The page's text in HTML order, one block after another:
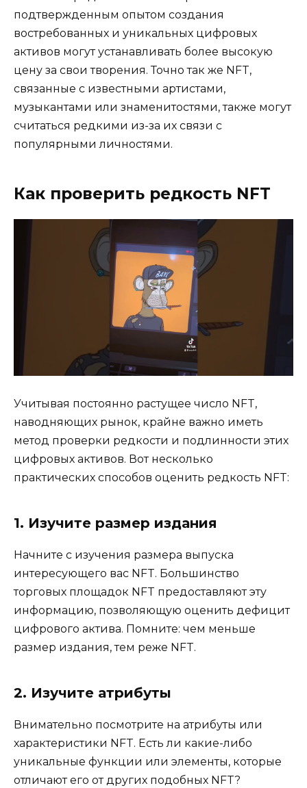
подтвержденным опытом создания
востребованных и уникальных цифровых
активов могут устанавливать более высокую
цену за свои творения. Точно так же NFT,
связанные с известными артистами,
музыкантами или знаменитостями, также могут
считаться редкими из-за их связи с
популярными личностями.
Как проверить редкость NFT
Учитывая постоянно растущее число NFT,
наводняющих рынок, крайне важно иметь
метод проверки редкости и подлинности этих
цифровых активов. Вот несколько
практических способов оценить редкость NFT:
1. Изучите размер издания
Начните с изучения размера выпуска
интересующего вас NFT. Большинство
торговых площадок NFT предоставляют эту
информацию, позволяющую оценить дефицит
цифрового актива. Помните: чем меньше
размер издания, тем реже NFT.
2. Изучите атрибуты
Внимательно посмотрите на атрибуты или
характеристики NFT. Есть ли какие-либо
уникальные функции или элементы, которые
отличают его от других подобных NFT?